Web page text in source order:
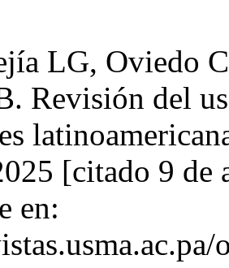
LG, Oviedo
Revisión del
[citado 9
en: